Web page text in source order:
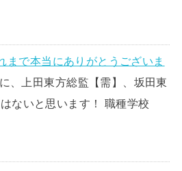
まで本当にありがとうございま
、上田東方総監【需】、坂田東
ないと思います！ 職種学校